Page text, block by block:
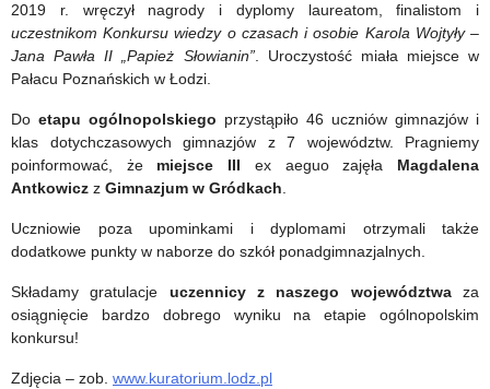
2019 r. wręczył nagrody i dyplomy laureatom, finalistom i
uczestnikom Konkursu wiedzy o czasach i osobie Karola Wojtyły –
Jana Pawła II „Papież Słowianin”. Uroczystość miała miejsce w
Pałacu Poznańskich w Łodzi.
Do etapu ogólnopolskiego przystąpiło 46 uczniów gimnazjów i
klas dotychczasowych gimnazjów z 7 województw. Pragniemy
poinformować, że miejsce III ex aeguo zajęła Magdalena
Antkowicz z Gimnazjum w Gródkach.
Uczniowie poza upominkami i dyplomami otrzymali także
dodatkowe punkty w naborze do szkół ponadgimnazjalnych.
Składamy gratulacje uczennicy z naszego województwaza
osiągnięcie bardzo dobrego wyniku na etapie ogólnopolskim
konkursu!
Zdjęcia – zob. www.kuratorium.lodz.pl
szkół”Ty
–
Obywatele
Europy”